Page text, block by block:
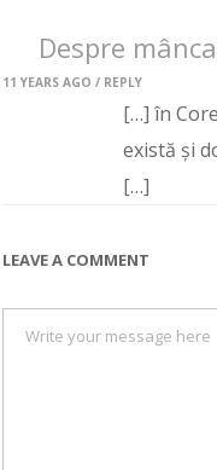
Despre
11 YEARS AGO / REPLY
[…] în
există și
[…]
LEAVE A COMMENT